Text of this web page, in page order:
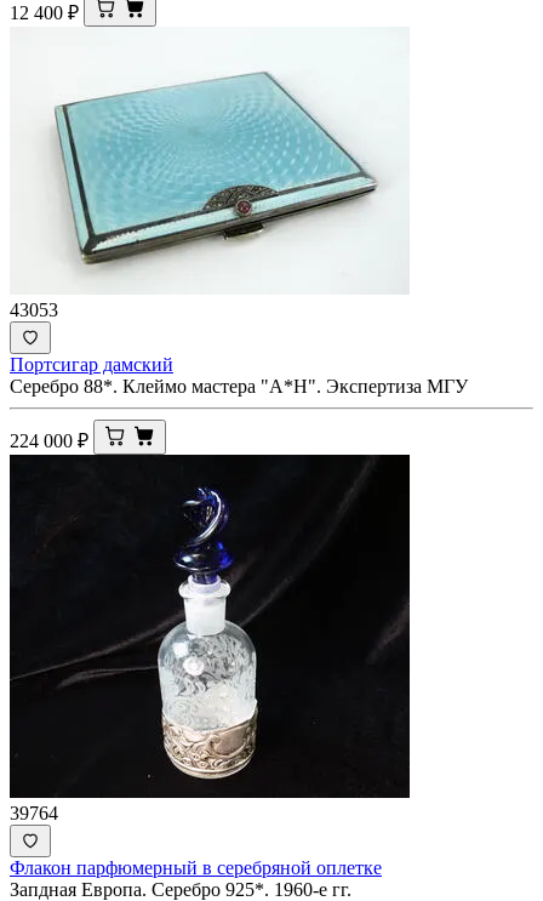
12 400 ₽
43053
Портсигар дамский
Серебро 88*. Клеймо мастера "А*Н". Экспертиза МГУ
224 000 ₽
39764
Флакон парфюмерный в серебряной оплетке
Запдная Европа. Серебро 925*. 1960-е гг.